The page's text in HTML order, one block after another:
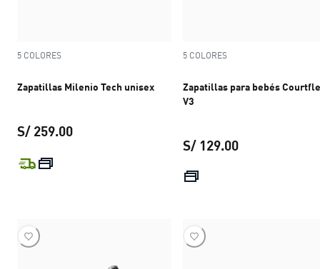
5 COLORES
Zapatillas Milenio Tech unisex
S/ 259.00
5 COLORES
Zapatillas para bebés
V3
S/ 129.00